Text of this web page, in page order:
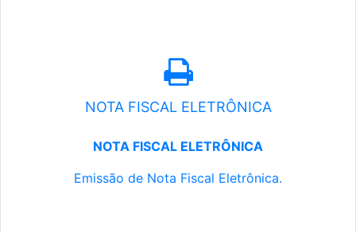
NOTA FISCAL ELETRÔNICA
NOTA FISCAL ELETRÔNICA
Emissão de Nota Fiscal Eletrônica.